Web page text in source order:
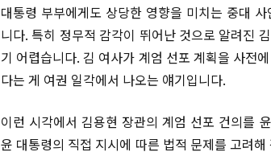
대통령 부부에게도 상당한 영향을 미치는 중대
니다. 특히 정무적 감각이 뛰어난 것으로 알려진
기 어렵습니다. 김 여사가 계엄 선포 계획을 사전
다는 게 여권 일각에서 나오는 얘기입니다.
이런 시각에서 김용현 장관의 계엄 선포 건의를
윤 대통령의 직접 지시에 따른 법적 문제를 고려